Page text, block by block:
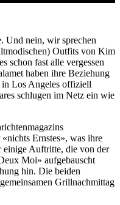
Und nein, wir sprechen
Outfits von Kim
schon fast alle vergessen
haben ihre Beziehung
Los Angeles offiziell
schlugen im Netz ein wie
Ernstes», was ihre
einige Auftritte, die von der
Moi» aufgebauscht
hin. Die beiden
Grillnachmittag